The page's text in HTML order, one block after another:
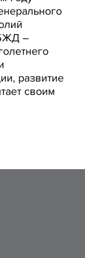
–
развитие
своим